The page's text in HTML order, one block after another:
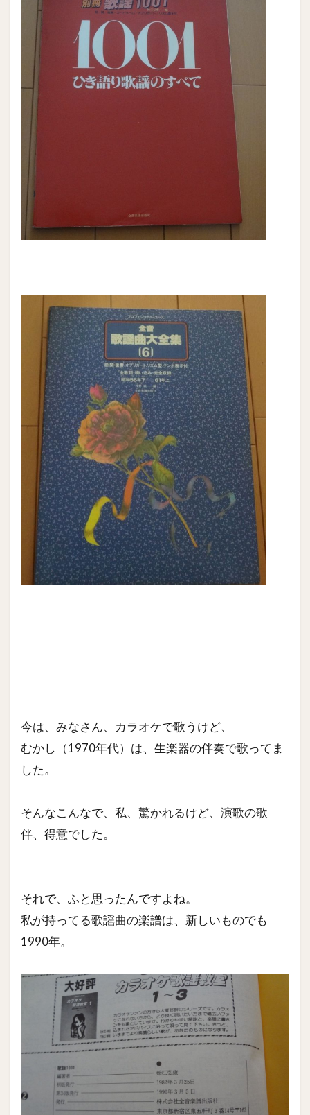
今は、みなさん、カラオケで歌うけど、
むかし（1970年代）は、生楽器の伴奏で歌ってま
した。
そんなこんなで、私、驚かれるけど、演歌の歌
伴、得意でした。
それで、ふと思ったんですよね。
私が持ってる歌謡曲の楽譜は、新しいものでも
1990年。